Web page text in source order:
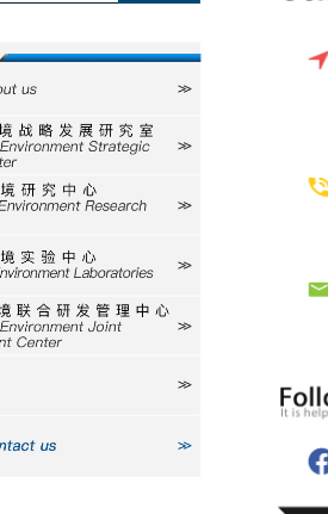
关于盛普
研究室
研究中心
实验中心
研发中心
联系我们